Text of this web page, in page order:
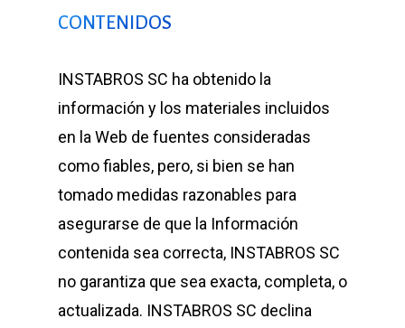
CONTENIDOS
INSTABROS SC ha obtenido la
información y los materiales incluidos
en la Web de fuentes consideradas
como fiables, pero, si bien se han
tomado medidas razonables para
asegurarse de que la Información
contenida sea correcta, INSTABROS SC
no garantiza que sea exacta, completa, o
actualizada. INSTABROS SC declina